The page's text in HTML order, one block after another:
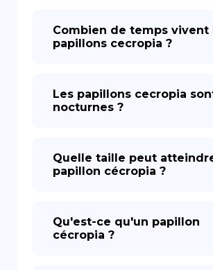
Combien de temps vivent
papillons cecropia ?
Les papillons cecropia
nocturnes ?
Quelle taille peut
papillon cécropia ?
Qu'est-ce qu'un papillon
cécropia ?